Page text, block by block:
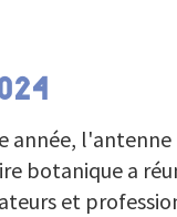
année, l'antenne
botanique a
et